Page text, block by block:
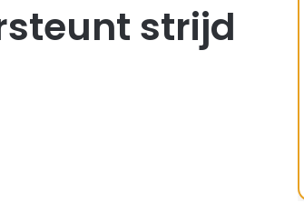
strijd